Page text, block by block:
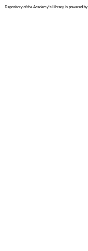
Repository of the Academy's Library is powered by